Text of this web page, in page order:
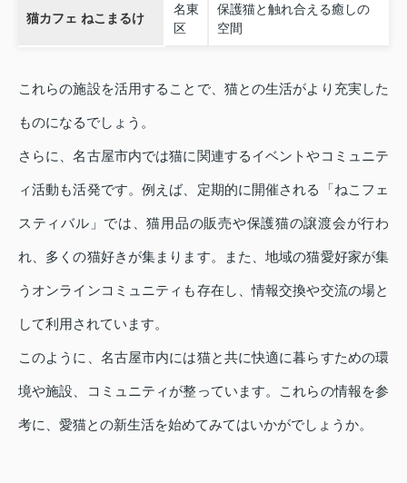
猫カフェ ねこまるけ
名東
区
保護猫と触れ合える癒しの
空間
これらの施設を活用することで、猫との生活がより充実した
ものになるでしょう。
さらに、名古屋市内では猫に関連するイベントやコミュニテ
ィ活動も活発です。例えば、定期的に開催される「ねこフェ
スティバル」では、猫用品の販売や保護猫の譲渡会が行わ
れ、多くの猫好きが集まります。また、地域の猫愛好家が集
うオンラインコミュニティも存在し、情報交換や交流の場と
して利用されています。
このように、名古屋市内には猫と共に快適に暮らすための環
境や施設、コミュニティが整っています。これらの情報を参
考に、愛猫との新生活を始めてみてはいかがでしょうか。